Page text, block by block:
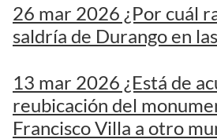
26 mar 2026 ¿Por cuál
saldría de Durango en
13 mar 2026 ¿Está de
reubicación del
Francisco Villa a otro